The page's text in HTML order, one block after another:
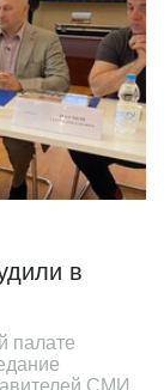
в
палате
СМИ,